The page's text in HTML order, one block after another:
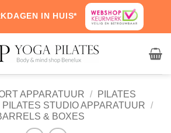
IN HUIS*
APPARATUUR /
PILATES
PILATES STUDIO APPARATUUR /
& BOXES